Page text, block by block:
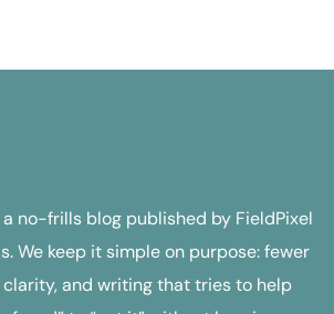
no-frills blog published by FieldPixel
We keep it simple on purpose: fewer
and writing that tries to help